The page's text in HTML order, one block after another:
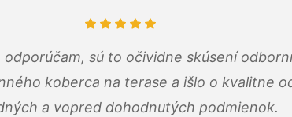
sú to očividne skúsení
koberca na terase a išlo o kvalitne
a vopred dohodnutých podmienok.